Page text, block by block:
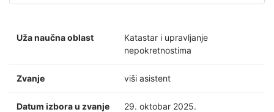
Uža naučna oblast
Katastar i upravljanje
nepokretnostima
Zvanje viši asistent
Datum izbora u zvanje 29. oktobar 2025.